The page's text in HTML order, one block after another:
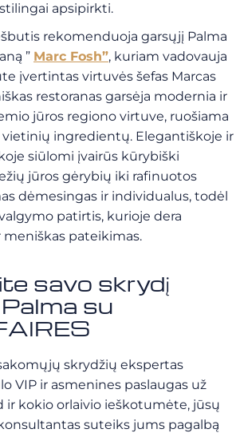
apsipirkti.
rekomenduoja garsųjį Palma
” Marc Fosh”, kuriam vadovauja
įvertintas virtuvės šefas Marcas
restoranas garsėja modernia ir
jūros regiono virtuve, ruošiama
vietinių ingredientų. Elegantiškoje ir
siūlomi įvairūs kūrybiški
jūros gėrybių iki rafinuotos
dėmesingas ir individualus, todėl
patirtis, kurioje dera
meniškas pateikimas.
savo skrydį
su
skrydžių ekspertas
VIP ir asmenines paslaugas už
ir kokio orlaivio ieškotumėte, jūsų
suteiks jums pagalbą